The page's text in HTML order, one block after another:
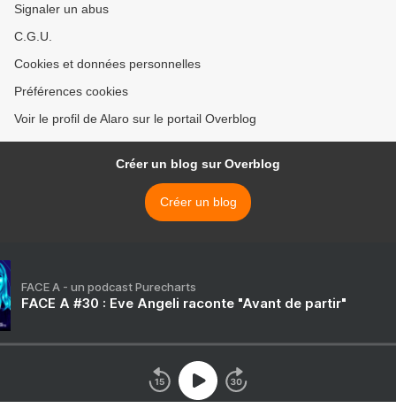
Signaler un abus
C.G.U.
Cookies et données personnelles
Préférences cookies
Voir le profil de Alaro sur le portail Overblog
Créer un blog sur Overblog
Créer un blog
FACE A - un podcast Purecharts
FACE A #30 : Eve Angeli raconte "Avant de partir"